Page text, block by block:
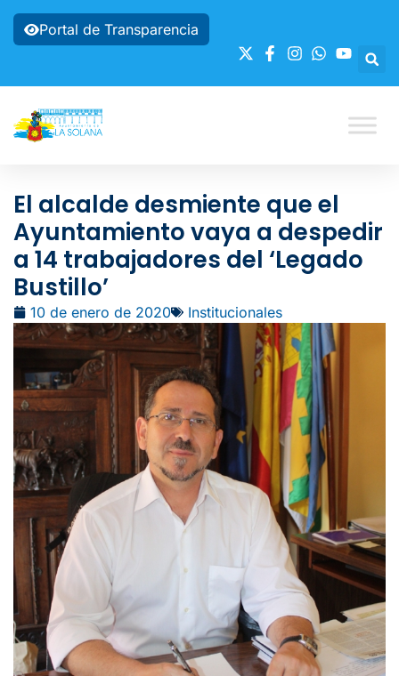
Portal de Transparencia
El alcalde desmiente que el
Ayuntamiento vaya a despedir
a 14 trabajadores del ‘Legado
Bustillo’
10 de enero de 2020 Institucionales